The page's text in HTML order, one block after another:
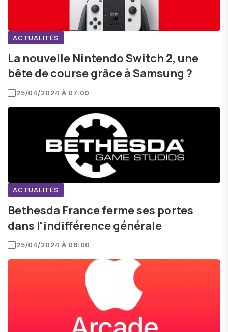
ACTUALITÉS
La nouvelle Nintendo Switch 2, une
bête de course grâce à Samsung ?
25/04/2024 À 07:00
ACTUALITÉS
Bethesda France ferme ses portes
dans l'indifférence générale
25/04/2024 À 06:00